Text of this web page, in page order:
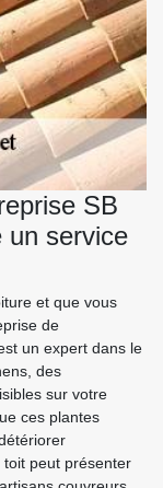
SB
un service
et que vous
de
un expert dans le
des
sur votre
ces plantes
peut présenter